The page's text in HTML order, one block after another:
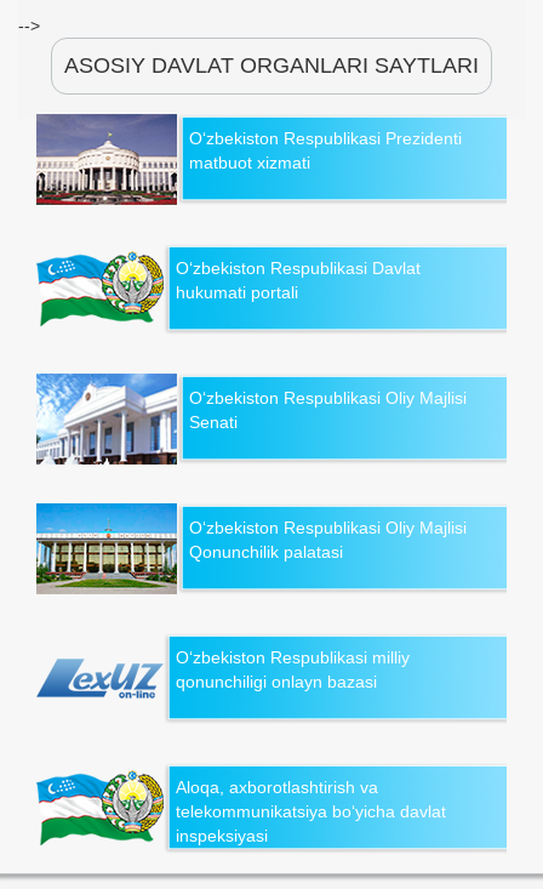
-->
ASOSIY DAVLAT ORGANLARI SAYTLARI
O‘zbekiston Respublikasi Prezidenti
matbuot xizmati
O‘zbekiston Respublikasi Davlat
hukumati portali
O‘zbekiston Respublikasi Oliy Majlisi
Senati
O‘zbekiston Respublikasi Oliy Majlisi
Qonunchilik palatasi
O‘zbekiston Respublikasi milliy
qonunchiligi onlayn bazasi
Aloqa, axborotlashtirish va
telekommunikatsiya bo‘yicha davlat
inspeksiyasi